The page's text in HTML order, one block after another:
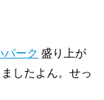
パーク 盛り上が
したよん。せっ